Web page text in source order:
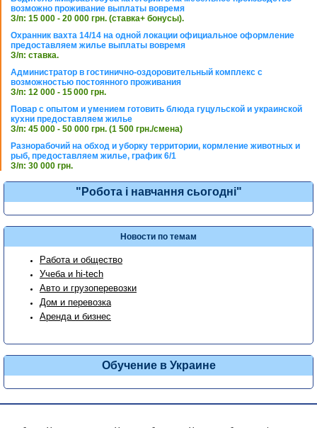
возможно проживание выплаты вовремя
З/п: 15 000 - 20 000 грн. (ставка+ бонусы).
Охранник вахта 14/14 на одной локации официальное оформление
предоставляем жилье выплаты вовремя
З/п: ставка.
Администратор в гостинично-оздоровительный комплекс с
возможностью постоянного проживания
З/п: 12 000 - 15 000 грн.
Повар с опытом и умением готовить блюда гуцульской и украинской
кухни предоставляем жилье
З/п: 45 000 - 50 000 грн. (1 500 грн./смена)
Разнорабочий на обход и уборку территории, кормление животных и
рыб, предоставляем жилье, график 6/1
З/п: 30 000 грн.
"Робота і навчання сьогодні"
Новости по темам
Работа и общество
Учеба и hi-tech
Авто и грузоперевозки
Дом и перевозка
Аренда и бизнес
Обучение в Украине